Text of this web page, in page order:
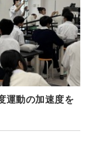
運動の加速度を